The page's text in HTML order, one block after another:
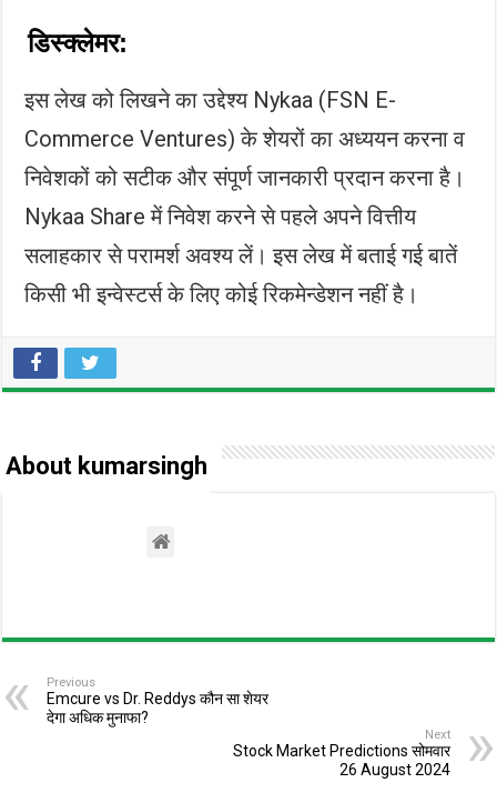
डिस्क्लेमर:
इस लेख को लिखने का उद्देश्य Nykaa (FSN E-
Commerce Ventures) के शेयरों का अध्ययन करना व
निवेशकों को सटीक और संपूर्ण जानकारी प्रदान करना है।
Nykaa Share में निवेश करने से पहले अपने वित्तीय
सलाहकार से परामर्श अवश्य लें। इस लेख में बताई गई बातें
किसी भी इन्वेस्टर्स के लिए कोई रिकमेन्डेशन नहीं है।
About kumarsingh
Previous
Emcure vs Dr. Reddys कौन सा शेयर
देगा अधिक मुनाफा?
Next
Stock Market Predictions सोमवार
26 August 2024